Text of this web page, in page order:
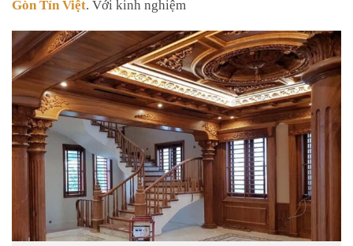
Gòn Tín Việt . Với kinh nghiệm